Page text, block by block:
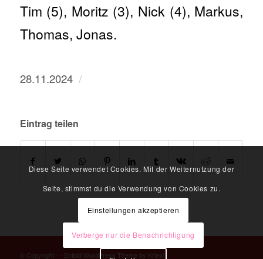
Tim (5), Moritz (3), Nick (4), Markus,
Thomas, Jonas.
28.11.2024 /
Eintrag teilen
© Copyright - - Enfold WordPress Theme by Kriesi
Diese Seite verwendet Cookies. Mit der Weiternutzung der
Seite, stimmst du die Verwendung von Cookies zu.
Einstellungen akzeptieren
Verberge nur die Benachrichtigung